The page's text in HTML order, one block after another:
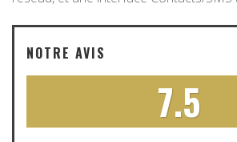
NOTRE AVIS
7.5